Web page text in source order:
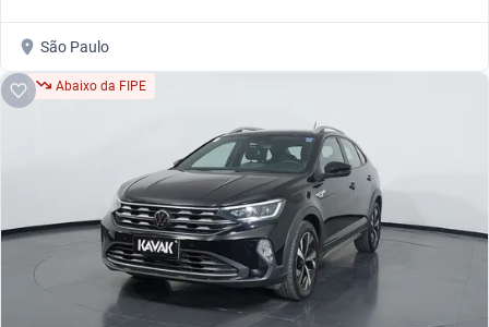
São Paulo
Abaixo da FIPE